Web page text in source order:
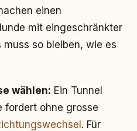
einen
mit eingeschränkter
muss so bleiben, wie es
wählen: Ein Tunnel
fordert ohne grosse
. Für